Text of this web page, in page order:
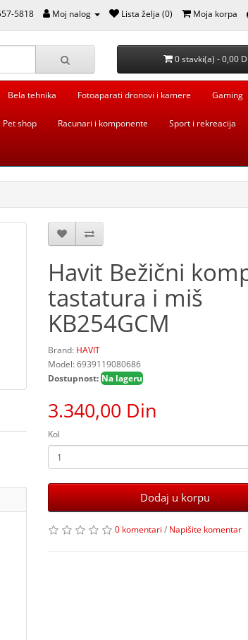
5818 Moj nalog Lista želja (0) Moja korpa
0 stavki(a) - 0,00
Bela tehnika Fotoaparati dronovi i kamere Gaming
Pet shop Racunari i komponente Sport i rekreacija
Havit Bežični
tastatura i miš
KB254GCM
Brand: HAVIT
Model: 6939119080686
Dostupnost: Na lageru
3.340,00 Din
Kol
Dodaj u korpu
0 komentari / Napišite komentar